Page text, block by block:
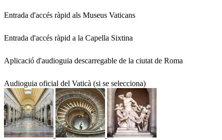
Entrada d'accés ràpid als Museus Vaticans
Entrada d'accés ràpid a la Capella Sixtina
Aplicació d'audioguia descarregable de la ciutat de Roma
Audioguia oficial del Vaticà (si se selecciona)